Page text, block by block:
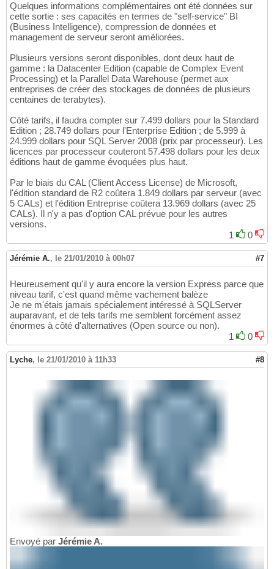
Quelques informations complémentaires ont été données sur
cette sortie : ses capacités en termes de "self-service" BI
(Business Intelligence), compression de données et
management de serveur seront améliorées.
Plusieurs versions seront disponibles, dont deux haut de
gamme : la Datacenter Edition (capable de Complex Event
Processing) et la Parallel Data Warehouse (permet aux
entreprises de créer des stockages de données de plusieurs
centaines de terabytes).
Côté tarifs, il faudra compter sur 7.499 dollars pour la Standard
Edition ; 28.749 dollars pour l'Enterprise Edition ; de 5.999 à
24.999 dollars pour SQL Server 2008 (prix par processeur). Les
licences par processeur couteront 57.498 dollars pour les deux
éditions haut de gamme évoquées plus haut.
Par le biais du CAL (Client Access License) de Microsoft,
l'édition standard de R2 coûtera 1.849 dollars par serveur (avec
5 CALs) et l'édition Entreprise coûtera 13.969 dollars (avec 25
CALs). Il n'y a pas d'option CAL prévue pour les autres
versions.
1
0
Jérémie A., le 21/01/2010 à 00h07 #7
Heureusement qu'il y aura encore la version Express parce que
niveau tarif, c'est quand même vachement balèze
Je ne m'étais jamais spécialement intéressé à SQLServer
auparavant, et de tels tarifs me semblent forcément assez
énormes à côté d'alternatives (Open source ou non).
1
0
Lyche, le 21/01/2010 à 11h33 #8
Envoyé par Jérémie A.